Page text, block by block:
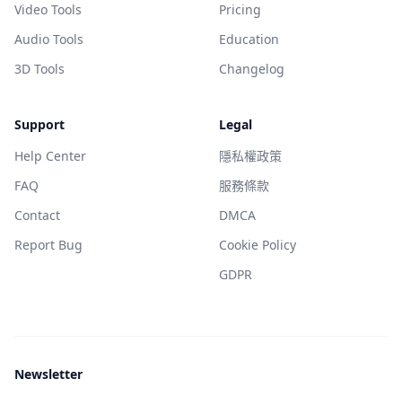
Video Tools
Audio Tools
3D Tools
Pricing
Education
Changelog
Support
Help Center
FAQ
Contact
Report Bug
Legal
隱私權政策
服務條款
DMCA
Cookie Policy
GDPR
Newsletter